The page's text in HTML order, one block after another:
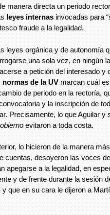
manera directa un periodo
leyes internas invocadas para
fraude a la legalidad.
leyes orgánica y de autonomía
una sola vez, en ningún
a petición del interesado y
normas de la UV marcan cuál
de periodo en la rectoría,
y la inscripción de
Precisamente, lo que Aguilar y
evitaron a toda costa.
lo hicieron de la manera
cuentas, desoyeron las voces
apegarse a la legalidad, en
y de frente durante la sesión
y que en su cara le dijeron a